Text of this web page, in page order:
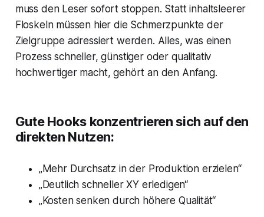
muss den Leser sofort stoppen. Statt inhaltsleerer
Floskeln müssen hier die Schmerzpunkte der
Zielgruppe adressiert werden. Alles, was einen
Prozess schneller, günstiger oder qualitativ
hochwertiger macht, gehört an den Anfang.
Gute Hooks konzentrieren sich auf den
direkten Nutzen:
„Mehr Durchsatz in der Produktion erzielen“
„Deutlich schneller XY erledigen“
„Kosten senken durch höhere Qualität“